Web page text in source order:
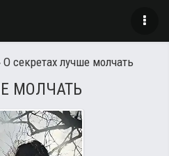
О секретах лучше молчать
МОЛЧАТЬ